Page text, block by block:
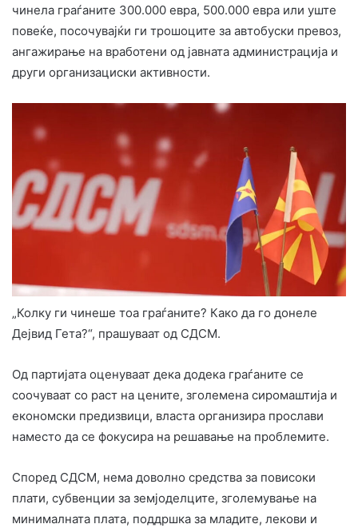
чинела граѓаните 300.000 евра, 500.000 евра или уште
повеќе, посочувајќи ги трошоците за автобуски превоз,
ангажирање на вработени од јавната администрација и
други организациски активности.
„Колку ги чинеше тоа граѓаните? Како да го донеле
Дејвид Гета?“, прашуваат од СДСМ.
Од партијата оценуваат дека додека граѓаните се
соочуваат со раст на цените, зголемена сиромаштија и
економски предизвици, власта организира прослави
наместо да се фокусира на решавање на проблемите.
Според СДСМ, нема доволно средства за повисоки
плати, субвенции за земјоделците, зголемување на
минималната плата, поддршка за младите, лекови и